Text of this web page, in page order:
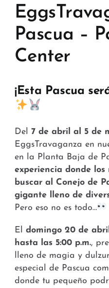
Pascua –
Center
¡Esta Pascua
Del 7 de abril al 5 de
EggsTravaganza en
en la Planta Baja de
experiencia donde los
buscar al Conejo de
gigante lleno de
Pero eso no es todo…
El domingo 20 de
hasta las 5:00 p.m.,
lleno de magia y
especial de Pascua
donde tu pequeño